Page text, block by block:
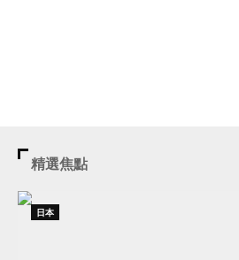
精選焦點
日本